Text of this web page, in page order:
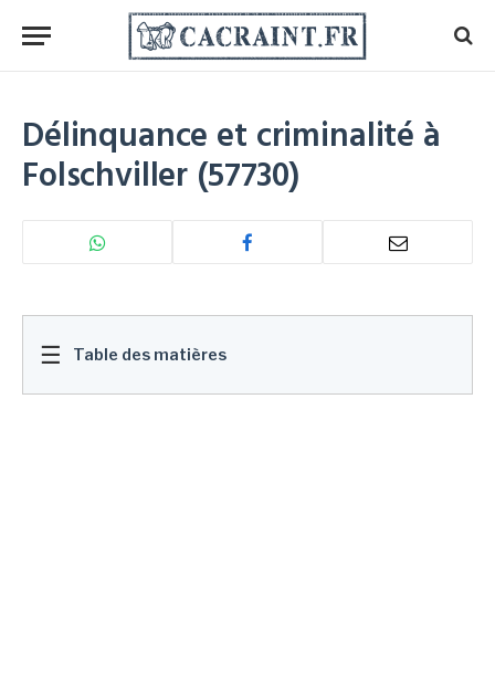
Délinquance et criminalité à
Folschviller (57730)
☰ Table des matières